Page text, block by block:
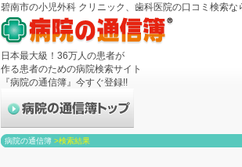
碧南市の小児外科 クリニック、歯科医院の口コミ検索な
日本最大級！36万人の患者が
作る患者のための病院検索サイト
『病院の通信簿』今すぐ登録!!
病院の通信簿 >検索結果